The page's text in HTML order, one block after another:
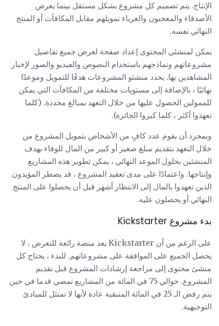
الإنتاج. يتم تصميم كل مشروع بشكل مستقل بينما يعرض
الأصدقاء والمعجبون والغرباء تمويلهم مقابل المكافآت أو المنتج
النهائي نفسه.
يمكن لمنشئي المحتوى إعداد صفحة لعرض جميع تفاصيل
مشروعاتهم ونماذجهم باستخدام النصوص والفيديو والصور لإخبار
المشاهدين بها. يحدد منشئو المشروعات هدفًا للتمويل وموعدًا
نهائيًا ، بالإضافة إلى مستويات مختلفة من المكافآت التي يمكن
للممولين الحصول عليها من خلال التعهد بمبالغ محددة. (كلما
تعهدوا أكثر ، كلما كبروا الجائزة).
وبمجرد أن يقوم عدد كافٍ من الأشخاص بتمويل المشروع من
خلال التعهد بتقديم مبلغ صغير أو كبير من المال للوفاء بهدف
المنشئين بحلول الموعد النهائي ، يمكن تطوير هذه المشاريع
وإنتاجها. واعتمادًا على مدى تعقيد المشروع ، قد يضطر المؤيدون
الذين تعهدوا بالمال إلى الانتظار أشهر قبل أن يحصلوا على المنتج
النهائي أو يحصلون عليه.
بدء مشروع Kickstarter
على الرغم من أن Kickstarter يعد منصة رائعة للتعرض ، لا
يحصل الجميع على الموافقة على مشروعاتهم. للبدء ، يحتاج كل
منشئ محتوى إلى مراجعة إرشادات المشروع قبل تقديم
المشروع. حوالي 75 في المائة من المشاريع تمضي قدما في حين
يتم رفض الـ 25 في المائة المتبقية عادة لأنها لا تمتثل للمبادئ
التوجيهية.